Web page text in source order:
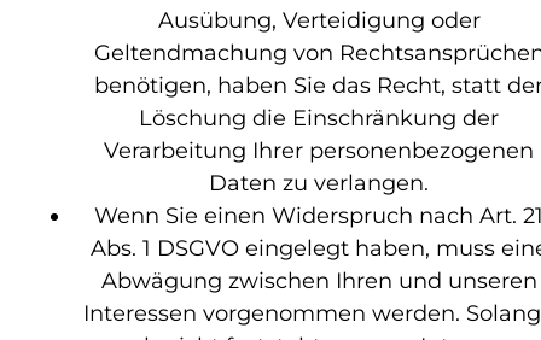
Ausübung, Verteidigung oder
Geltendmachung von
benötigen, haben Sie das Recht, statt
Löschung die Einschränkung der
Verarbeitung Ihrer personenbezogenen
Daten zu verlangen.
Wenn Sie einen Widerspruch nach Art.
Abs. 1 DSGVO eingelegt haben, muss
Abwägung zwischen Ihren und unseren
Interessen vorgenommen werden.